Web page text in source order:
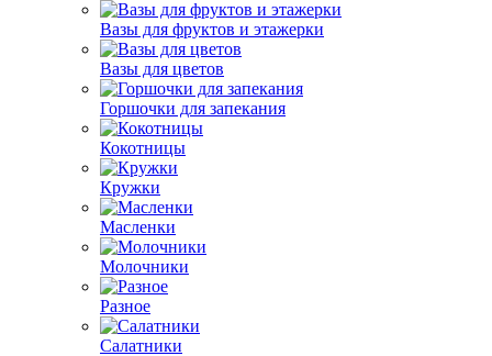
Вазы для фруктов и этажерки
Вазы для цветов
Горшочки для запекания
Кокотницы
Кружки
Масленки
Молочники
Разное
Салатники